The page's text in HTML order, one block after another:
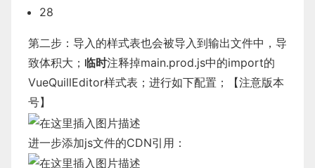
28
第二步：导入的样式表也会被导入到输出文件中，导
致体积大； 临时注释掉main.prod.js中的import的
VueQuillEditor样式表；进行如下配置；【注意版本
号】
进一步添加js文件的CDN引用：